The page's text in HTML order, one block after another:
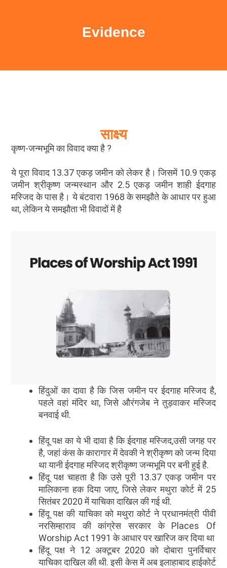
Evidence
साक्ष्य
कृष्ण-जन्मभूमि का विवाद क्या है ?
ये पूरा विवाद 13.37 एकड़ जमीन को लेकर है। जिसमें 10.9 एकड़
जमीन श्रीकृष्ण जन्मस्थान और 2.5 एकड़ जमीन शाही ईदगाह
मस्जिद के पास है। ये बंटवारा 1968 के समझौते के आधार पर हुआ
था, लेकिन ये समझौता भी विवादों में है
हिंदुओं का दावा है कि जिस जमीन पर ईदगाह मस्जिद है,
पहले वहां मंदिर था, जिसे औरंगजेब ने तुड़वाकर मस्जिद
बनवाई थी.
हिंदू पक्ष का ये भी दावा है कि ईदगाह मस्जिद,उसी जगह पर
है, जहां कंस के कारागार में देवकी ने श्रीकृष्ण को जन्म दिया
था यानी ईदगाह मस्जिद श्रीकृष्ण जन्मभूमि पर बनी हुई है.
हिंदू पक्ष चाहता है कि उसे पूरी 13.37 एकड़ जमीन पर
मालिकाना हक दिया जाए, जिसे लेकर मथुरा कोर्ट में 25
सितंबर 2020 में याचिका दाखिल की गई थी.
हिंदू पक्ष की याचिका को मथुरा कोर्ट ने प्रधानमंत्री पीवी
नरसिम्हाराव की कांग्रेस सरकार के Places Of
Worship Act 1991 के आधार पर खारिज कर दिया था
हिंदू पक्ष ने 12 अक्टूबर 2020 को दोबारा पुनर्विचार
याचिका दाखिल की थी. इसी केस में अब इलाहाबाद हाईकोर्ट